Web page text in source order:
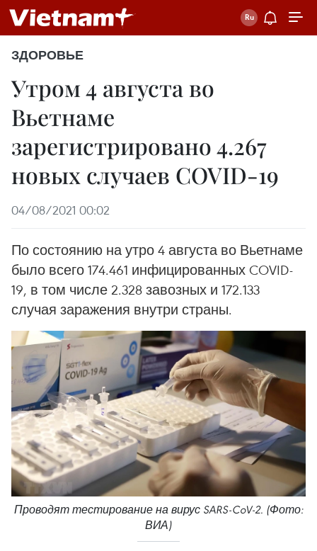
ЗДОРОВЬЕ
Утром 4 августа во
Вьетнаме
зарегистрировано 4.267
новых случаев COVID-19
04/08/2021 00:02
По состоянию на утро 4 августа во Вьетнаме
было всего 174.461 инфицированных COVID-
19, в том числе 2.328 завозных и 172.133
случая заражения внутри страны.
Проводят тестирование на вирус SARS-CoV-2. (Фото:
ВИА)